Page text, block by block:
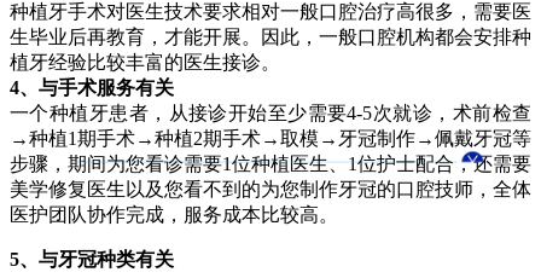
种植牙手术对医生技术要求相对一般口腔治疗高很多，需要医
生毕业后再教育，才能开展。因此，一般口腔机构都会安排种
植牙经验比较丰富的医生接诊。
4、与手术服务有关
一个种植牙患者，从接诊开始至少需要4-5次就诊，术前检查
→种植1期手术→种植2期手术→取模→牙冠制作→佩戴牙冠等
步骤，期间为您看诊需要1位种植医生、1位护士配合，还需要
美学修复医生以及您看不到的为您制作牙冠的口腔技师，全体
医护团队协作完成，服务成本比较高。
5、与牙冠种类有关